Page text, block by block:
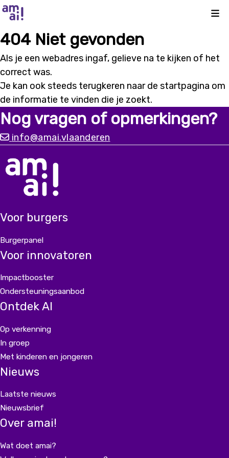
404 Niet gevonden
Als je een webadres ingaf, gelieve na te kijken of het
correct was.
Je kan ook steeds terugkeren naar de startpagina om
de informatie te vinden die je zoekt.
Nog vragen of opmerkingen?
info@amai.vlaanderen
Voor burgers
Burgerpanel
Voor innovatoren
Impactbooster
Ondersteuningsaanbod
Ontdek AI
Op verkenning
In groep
Met kinderen en jongeren
Nieuws
Laatste nieuws
Nieuwsbrief
Over amai!
Wat doet amai?